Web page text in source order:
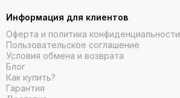
Информация для клиентов
Оферта и политика конфиденциальности
Пользовательское соглашение
Условия обмена и возврата
Блог
Как купить?
Гарантия